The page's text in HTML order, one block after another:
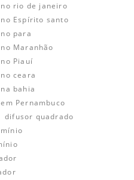
rio de janeiro
Espírito santo
para
Maranhão
Piauí
ceara
bahia
Pernambuco
difusor quadrado